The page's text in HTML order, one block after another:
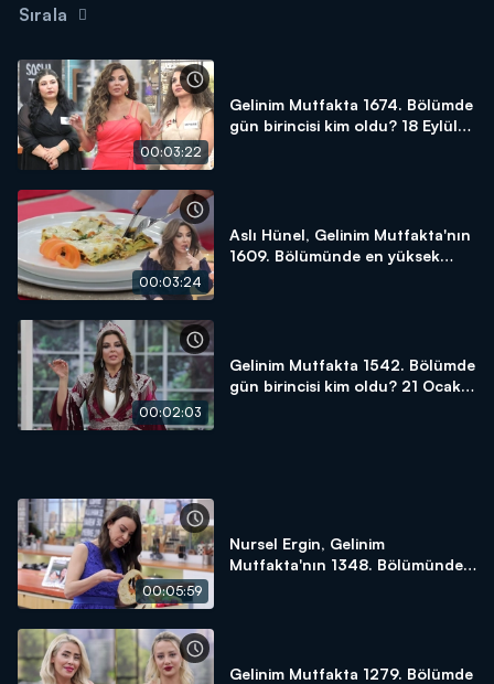
BAŞVURULARINIZ İÇİN WEB
ADRESİ:https://www.kanald.com.tr/gelinim-mutfakta-basvuru-
formu
Gelinim Mutfakta, yeni bölümleriyle hafta içi her gün saat
14.00'te Kanal D'de
Sırala
00:03:22
Gelinim Mutfakta 1674. Bölümde
gün birincisi kim oldu? 18 Eylül
00:03:24
Aslı Hünel, Gelinim Mutfakta'nın
1609. Bölümünde en yüksek
00:02:03
Gelinim Mutfakta 1542. Bölümde
gün birincisi kim oldu? 21 Ocak
00:05:59
Nursel Ergin, Gelinim
Mutfakta'nın 1348. Bölümünde
Gelinim Mutfakta 1279. Bölümde